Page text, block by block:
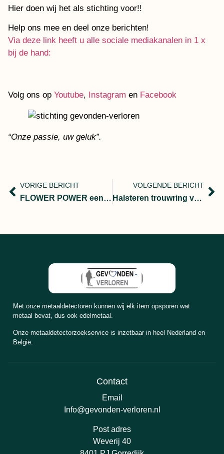
Hier doen wij het als stichting voor!!
Help ons mee en deel onze berichten!
Via deze link heeft u alle sociale mediakanalen in 1 x
bij de hand:
Volg ons op Youtube, Instagram en Facebook
“Onze passie, uw geluk”.
VORIGE BERICHT
FLOWER POWER een trouwring vinden in een meter hoog kamilleveld.
VOLGENDE BERICHT
Halsteren trouwring verloren
Met onze metaaldetectoren kunnen wij elk item opsporen wat
metaal bevat, dus ook edelmetaal.
Onze metaaldetectorzoekservice is inzetbaar in heel Nederland en
België.
Contact
Email
Info@gevonden-verloren.nl
Post adres
Weverij 40